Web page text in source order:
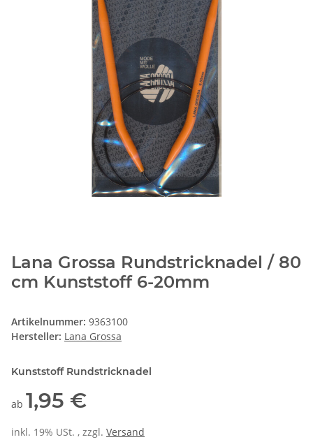
Lana Grossa Rundstricknadel / 80
cm Kunststoff 6-20mm
Artikelnummer: 9363100
Hersteller: Lana Grossa
Kunststoff Rundstricknadel
ab 1,95 €
inkl. 19% USt. , zzgl. Versand